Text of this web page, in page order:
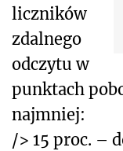
liczników
zdalnego
odczytu w
punktach
najmniej:
/> 15 proc. –